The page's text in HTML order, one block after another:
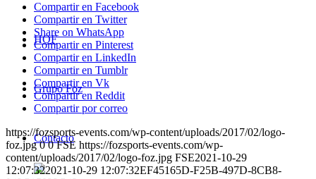
HOF
Grupo Foz
Contacto
Compartir en Facebook
Compartir en Twitter
Share on WhatsApp
Compartir en Pinterest
Compartir en LinkedIn
Compartir en Tumblr
Compartir en Vk
Compartir en Reddit
Compartir por correo
https://fozsports-events.com/wp-content/uploads/2017/02/logo-
foz.jpg 0 0 FSE https://fozsports-events.com/wp-
content/uploads/2017/02/logo-foz.jpg FSE2021-10-29
12:07:322021-10-29 12:07:32EF45165D-F25B-497D-8CB8-